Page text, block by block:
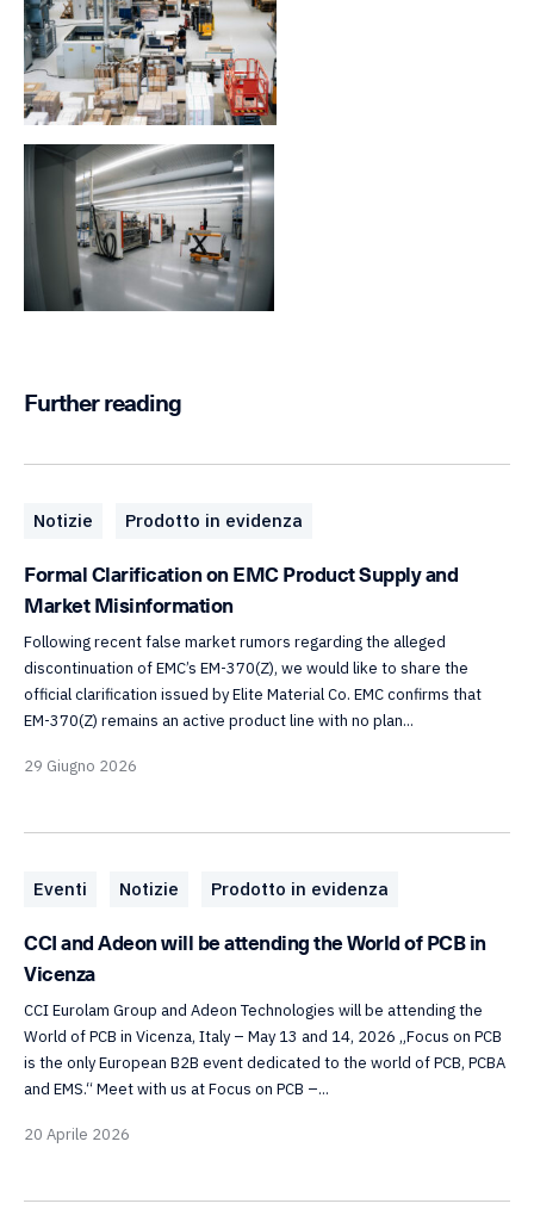
Further reading
Notizie Prodotto in evidenza
Formal Clarification on EMC Product Supply and
Market Misinformation
Following recent false market rumors regarding the alleged
discontinuation of EMC’s EM-370(Z), we would like to share the
official clarification issued by Elite Material Co. EMC confirms that
EM-370(Z) remains an active product line with no plan...
29 Giugno 2026
Eventi Notizie Prodotto in evidenza
CCI and Adeon will be attending the World of PCB in
Vicenza
CCI Eurolam Group and Adeon Technologies will be attending the
World of PCB in Vicenza, Italy – May 13 and 14, 2026 „Focus on PCB
is the only European B2B event dedicated to the world of PCB, PCBA
and EMS.“ Meet with us at Focus on PCB –...
20 Aprile 2026